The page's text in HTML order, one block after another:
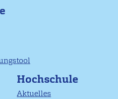
Hochschule
Aktuelles